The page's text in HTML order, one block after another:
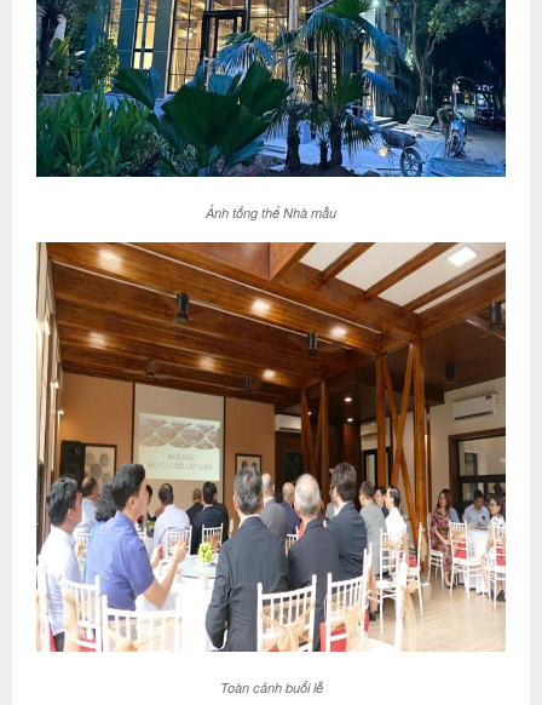
Ảnh tổng thể Nhà mẫu
Toàn cảnh buổi lễ